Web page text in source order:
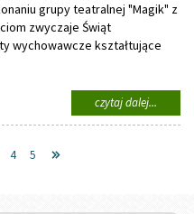
grupy teatralnej "Magik" z
zwyczaje Świąt
wychowawcze kształtujące
czytaj dalej...
temat:
4 5